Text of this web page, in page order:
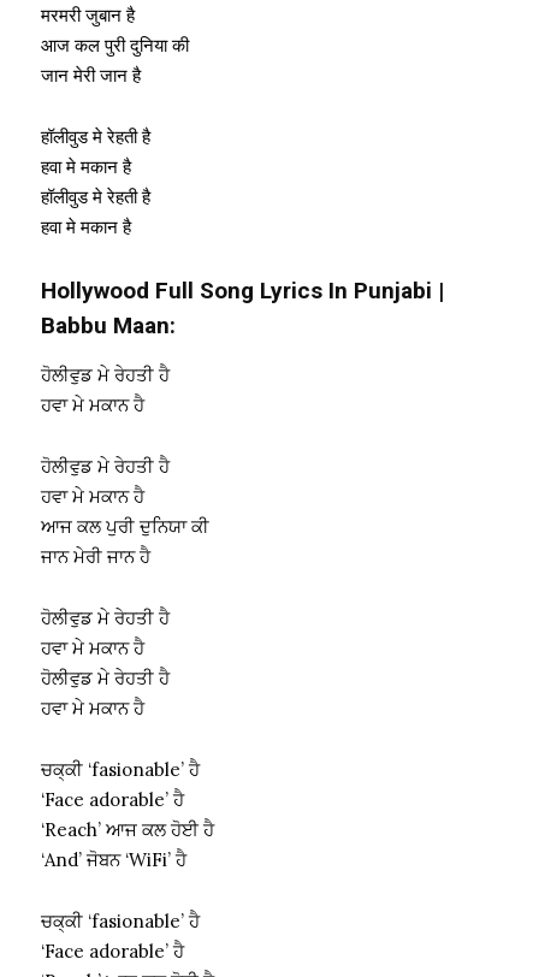
मरमरी जुबान है
आज कल पुरी दुनिया की
जान मेरी जान है
हॉलीवुड मे रेहती है
हवा मे मकान है
हॉलीवुड मे रेहती है
हवा मे मकान है
Hollywood Full Song Lyrics In Punjabi |
Babbu Maan:
ਹੋਲੀਵੁਡ ਮੇ ਰੇਹਤੀ ਹੈ
ਹਵਾ ਮੇ ਮਕਾਨ ਹੈ
ਹੋਲੀਵੁਡ ਮੇ ਰੇਹਤੀ ਹੈ
ਹਵਾ ਮੇ ਮਕਾਨ ਹੈ
ਆਜ ਕਲ ਪੁਰੀ ਦੁਨਿਯਾ ਕੀ
ਜਾਨ ਮੇਰੀ ਜਾਨ ਹੈ
ਹੋਲੀਵੁਡ ਮੇ ਰੇਹਤੀ ਹੈ
ਹਵਾ ਮੇ ਮਕਾਨ ਹੈ
ਹੋਲੀਵੁਡ ਮੇ ਰੇਹਤੀ ਹੈ
ਹਵਾ ਮੇ ਮਕਾਨ ਹੈ
ਚਕ੍ਕੀ ‘fasionable’ ਹੈ
‘Face adorable’ ਹੈ
‘Reach’ ਆਜ ਕਲ ਹੋਈ ਹੈ
‘And’ ਜੋਬਨ ‘WiFi’ ਹੈ
ਚਕ੍ਕੀ ‘fasionable’ ਹੈ
‘Face adorable’ ਹੈ